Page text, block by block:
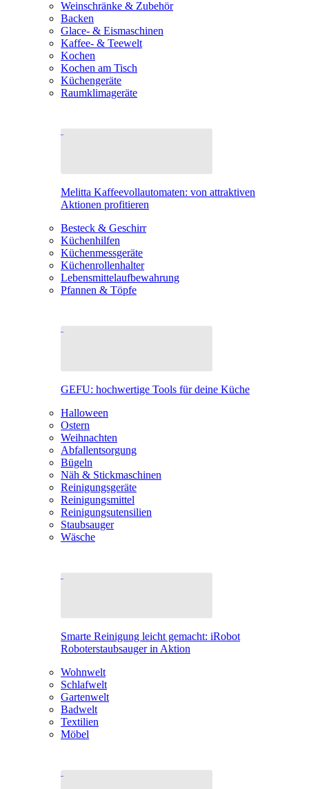
Weinschränke & Zubehör
Backen
Glace- & Eismaschinen
Kaffee- & Teewelt
Kochen
Kochen am Tisch
Küchengeräte
Raumklimageräte
Melitta Kaffeevollautomaten: von attraktiven
Aktionen profitieren
Besteck & Geschirr
Küchenhilfen
Küchenmessgeräte
Küchenrollenhalter
Lebensmittelaufbewahrung
Pfannen & Töpfe
GEFU: hochwertige Tools für deine Küche
Halloween
Ostern
Weihnachten
Abfallentsorgung
Bügeln
Näh & Stickmaschinen
Reinigungsgeräte
Reinigungsmittel
Reinigungsutensilien
Staubsauger
Wäsche
Smarte Reinigung leicht gemacht: iRobot
Roboterstaubsauger in Aktion
Wohnwelt
Schlafwelt
Gartenwelt
Badwelt
Textilien
Möbel